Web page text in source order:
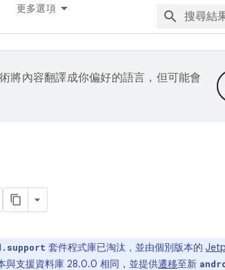
更多選項
將內容翻譯成你偏好的語言，但可能會
套件程式庫已淘汰，並由個別版本的
與支援資料庫 28.0.0 相同，並提供遷移至新